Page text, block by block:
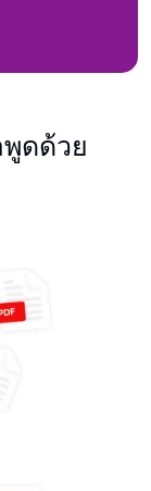
ดด้วย